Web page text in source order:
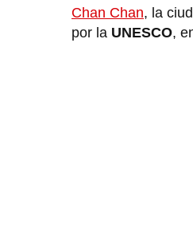
Chan Chan, la
por la UNESCO,